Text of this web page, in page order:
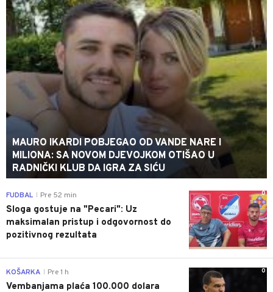
MAURO IKARDI POBJEGAO OD VANDE NARE I
MILIONA: SA NOVOM DJEVOJKOM OTIŠAO U
RADNIČKI KLUB DA IGRA ZA SIĆU
0
FUDBAL Pre 52 min
Sloga gostuje na "Pecari": Uz
maksimalan pristup i odgovornost do
pozitivnog rezultata
0
KOŠARKA Pre 1 h
Vembanjama plaća 100.000 dolara